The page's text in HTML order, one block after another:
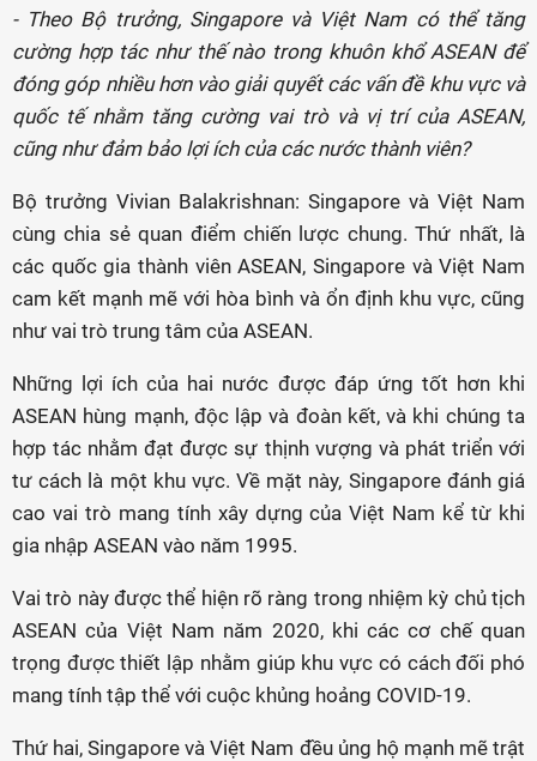
- Theo Bộ trưởng, Singapore và Việt Nam có thể tăng
cường hợp tác như thế nào trong khuôn khổ ASEAN để
đóng góp nhiều hơn vào giải quyết các vấn đề khu vực và
quốc tế nhằm tăng cường vai trò và vị trí của ASEAN,
cũng như đảm bảo lợi ích của các nước thành viên?
Bộ trưởng Vivian Balakrishnan: Singapore và Việt Nam
cùng chia sẻ quan điểm chiến lược chung. Thứ nhất, là
các quốc gia thành viên ASEAN, Singapore và Việt Nam
cam kết mạnh mẽ với hòa bình và ổn định khu vực, cũng
như vai trò trung tâm của ASEAN.
Những lợi ích của hai nước được đáp ứng tốt hơn khi
ASEAN hùng mạnh, độc lập và đoàn kết, và khi chúng ta
hợp tác nhằm đạt được sự thịnh vượng và phát triển với
tư cách là một khu vực. Về mặt này, Singapore đánh giá
cao vai trò mang tính xây dựng của Việt Nam kể từ khi
gia nhập ASEAN vào năm 1995.
Vai trò này được thể hiện rõ ràng trong nhiệm kỳ chủ tịch
ASEAN của Việt Nam năm 2020, khi các cơ chế quan
trọng được thiết lập nhằm giúp khu vực có cách đối phó
mang tính tập thể với cuộc khủng hoảng COVID-19.
Thứ hai, Singapore và Việt Nam đều ủng hộ mạnh mẽ trật